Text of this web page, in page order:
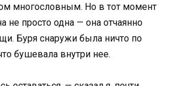
многословным. Но в тот момент
не просто одна — она отчаянно
Буря снаружи была ничто по
бушевала внутри нее.